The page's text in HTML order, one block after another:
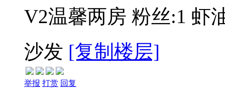
V2温馨两房 粉丝:1 虾
沙发 [复制楼层]
举报 打赏 回复